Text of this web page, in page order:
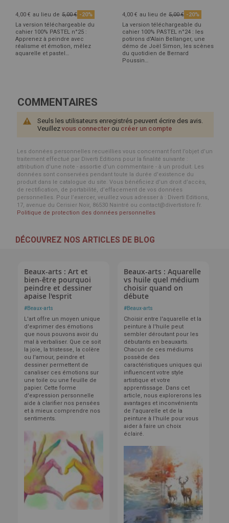
4,00 € au lieu de 5,00 € -20%
La version téléchargeable du
cahier 100% PASTEL n°25 :
Apprenez à peindre avec
réalisme et émotion, mêlez
aquarelle et pastel…
4,00 € au lieu de 5,00 € -20%
La version téléchargeable du
cahier 100% PASTEL n°24 : les
potirons d'Alain Bellanger, une
démo de Joël Simon, les scènes
du quotidien de Bernard
Poussin…
COMMENTAIRES
Seuls les utilisateurs enregistrés peuvent écrire des avis.
Veuillez vous connecter ou créer un compte
Les données personnelles recueillies vous concernant font l’objet d’un
traitement effectué par Diverti Editions pour la finalité suivante :
attribution d'une note - assortie d'un commentaire - à un produit. Les
données sont conservées pendant toute la durée d'existence du
produit dans le catalogue du site. Vous bénéficiez d’un droit d’accès,
de rectification, de portabilité, d’effacement de vos données
personnelles. Pour l’exercer, veuillez vous adresser à : Diverti Editions,
17, avenue du Cerisier Noir, 86530 Naintré ou contact@divertistore.fr.
Politique de protection des données personnelles
DÉCOUVREZ NOS ARTICLES DE BLOG
Beaux-arts : Art et
bien-être pourquoi
peindre et dessiner
apaise l'esprit
#Beaux-arts
L'art offre un moyen unique
d'exprimer des émotions
que nous pouvons avoir du
mal à verbaliser. Que ce soit
la joie, la tristesse, la colère
ou l'amour, peindre et
dessiner permettent de
canaliser ces émotions sur
une toile ou une feuille de
papier. Cette forme
d'expression personnelle
aide à clarifier nos pensées
et à mieux comprendre nos
sentiments.
Beaux-arts : Aquarelle
vs huile quel médium
choisir quand on
débute
#Beaux-arts
Choisir entre l'aquarelle et la
peinture à l'huile peut
sembler déroutant pour les
débutants en beauxarts.
Chacun de ces médiums
possède des
caractéristiques uniques qui
influencent votre style
artistique et votre
apprentissage. Dans cet
article, nous explorerons les
avantages et inconvénients
de l'aquarelle et de la
peinture à l'huile pour vous
aider à faire un choix
éclairé.